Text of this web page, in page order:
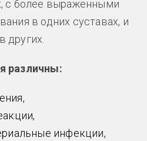
с более выраженными
в одних суставах, и
различны:
инфекции,